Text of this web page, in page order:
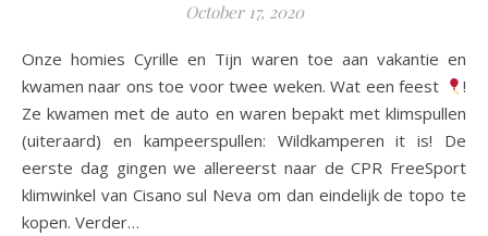
October 17, 2020
Onze homies Cyrille en Tijn waren toe aan vakantie en
kwamen naar ons toe voor twee weken. Wat een feest
!
Ze kwamen met de auto en waren bepakt met klimspullen
(uiteraard) en kampeerspullen: Wildkamperen it is! De
eerste dag gingen we allereerst naar de CPR FreeSport
klimwinkel van Cisano sul Neva om dan eindelijk de topo te
kopen. Verder…